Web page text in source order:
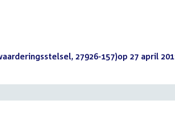
27926-157)op 27 april